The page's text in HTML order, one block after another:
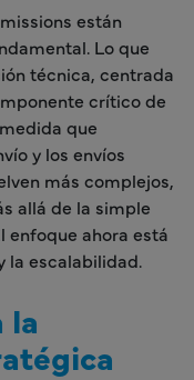
están
Lo que
técnica, centrada
crítico de
que
y los envíos
más complejos,
allá de la simple
enfoque ahora está
la escalabilidad.
la